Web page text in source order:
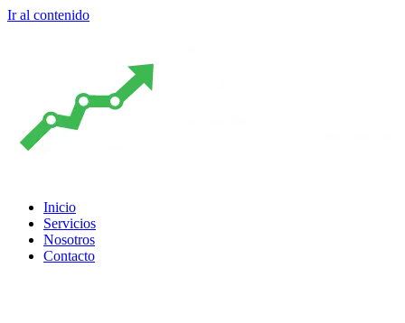
Ir al contenido
Inicio
Servicios
Nosotros
Contacto